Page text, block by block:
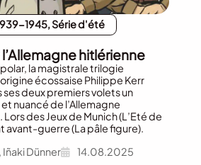
1945, Série d'été
hitlérienne
la magistrale trilogie
écossaise Philippe Kerr
deux premiers volets un
nuancé de l’Allemagne
des Jeux de Munich (L’Eté de
avant-guerre (La pâle figure).
Dünner
14.08.2025